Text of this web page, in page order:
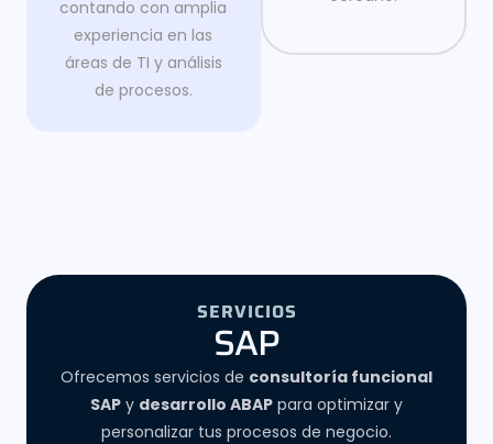
contando con amplia
experiencia en las
áreas de TI y análisis
de procesos.
SERVICIOS
SAP
Ofrecemos servicios de consultoría funcional
SAP y desarrollo ABAP para optimizar y
personalizar tus procesos de negocio.